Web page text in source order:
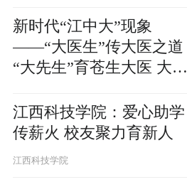
新时代“江中大”现象
——“大医生”传大医之道
“大先生”育苍生大医 大学
江西科技学院：爱心助学
传薪火 校友聚力育新人
江西科技学院